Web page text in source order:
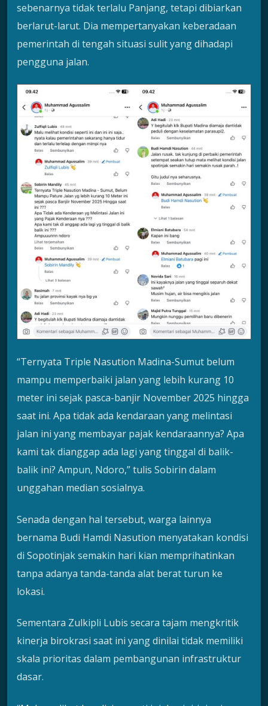
sebenarnya tidak terlalu Panjang, tetapi dibiarkan
berlarut-larut. Dia mempertanyakan keberadaan
pemerintah di tengah situasi sulit yang dihadapi
pengguna jalan.
“Ternyata Triple Nasution Madina-Sumut belum
mampu memperbaiki jalan yang lebih kurang 10
meter ini sejak pasca-banjir November 2025 hingga
saat ini. Apa tidak ada kendaraan yang melintasi
jalan ini yang membayar pajak kendaraannya? Apa
kami tak dianggap ada lagi yang tinggal di balik-
balik ini? Ampun, Ndoro,” tulis Sobirin dalam
unggahan median sosialnya.
Senada dengan hal tersebut, warga lainnya
bernama Budi Hamdi Nasution menyatakan kondisi
di Sopotinjak semakin hari kian memprihatinkan
tanpa adanya tanda-tanda alat berat turun ke
lokasi.
Sementara Zulkipli Lubis secara tajam mengkritik
kinerja birokrasi saat ini yang dinilai tidak memiliki
skala prioritas dalam pembangunan infrastruktur
dasar.